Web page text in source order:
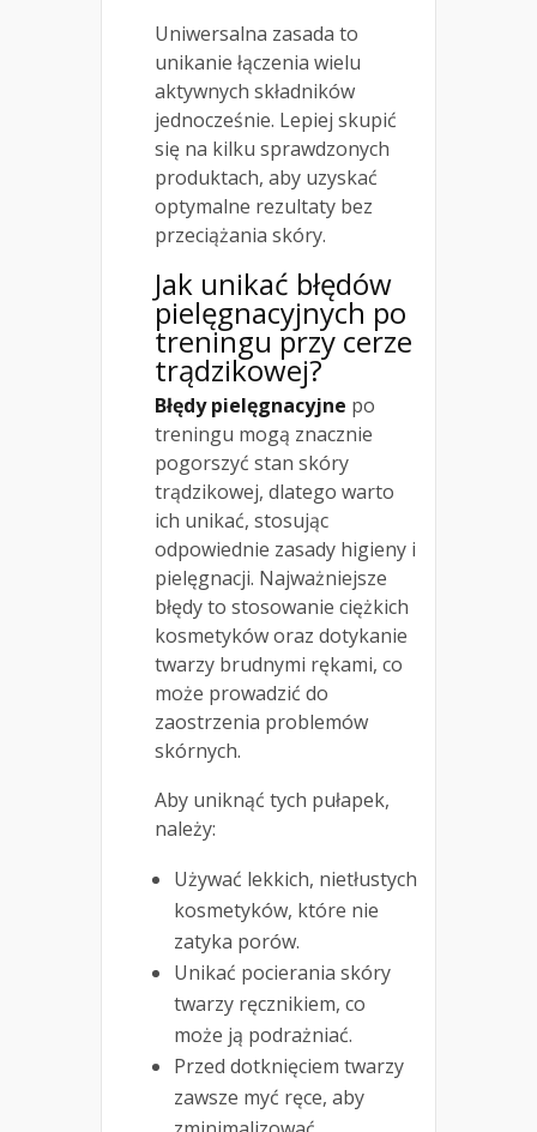
Uniwersalna zasada to
unikanie łączenia wielu
aktywnych składników
jednocześnie. Lepiej skupić
się na kilku sprawdzonych
produktach, aby uzyskać
optymalne rezultaty bez
przeciążania skóry.
Jak unikać błędów
pielęgnacyjnych po
treningu przy cerze
trądzikowej?
Błędy pielęgnacyjne po
treningu mogą znacznie
pogorszyć stan skóry
trądzikowej, dlatego warto
ich unikać, stosując
odpowiednie zasady higieny i
pielęgnacji. Najważniejsze
błędy to stosowanie ciężkich
kosmetyków oraz dotykanie
twarzy brudnymi rękami, co
może prowadzić do
zaostrzenia problemów
skórnych.
Aby uniknąć tych pułapek,
należy:
Używać lekkich, nietłustych
kosmetyków, które nie
zatyka porów.
Unikać pocierania skóry
twarzy ręcznikiem, co
może ją podrażniać.
Przed dotknięciem twarzy
zawsze myć ręce, aby